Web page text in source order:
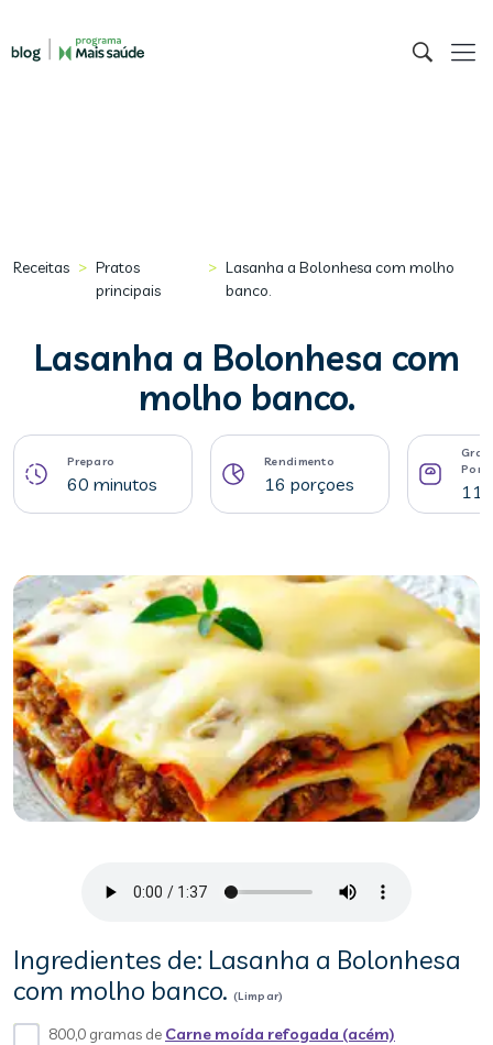
Receitas > Pratos
principais
> Lasanha a Bolonhesa com molho
banco.
Lasanha a Bolonhesa com
molho banco.
Preparo
60 minutos
Rendimento
16 porçoes
Ingredientes de: Lasanha a Bolonhesa
com molho banco. (Limpar)
800,0 gramas de Carne moída refogada (acém)